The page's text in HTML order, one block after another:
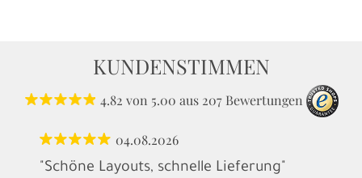
KUNDENSTIMMEN
4.82 von 5.00 aus 207 Bewertungen
04.08.2026
"Schöne Layouts, schnelle Lieferung"